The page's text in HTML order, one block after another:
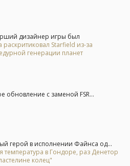
дизайнер игры был
Starfield из-за
генерации планет
обновление с заменой FSR...
герой в исполнении Файнса од...
температура в Гондоре, раз Денетор
колец"